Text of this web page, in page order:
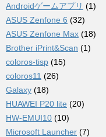
Androidゲームアプリ (1)
ASUS Zenfone 6 (32)
ASUS Zenfone Max (18)
Brother iPrint&Scan (1)
coloros-tisp (15)
coloros11 (26)
Galaxy (18)
HUAWEI P20 lite (20)
HW-EMUI10 (10)
Microsoft Launcher (7)